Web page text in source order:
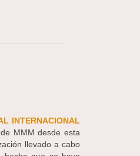
INTERNACIONAL
MMM desde esta
llevado a cabo